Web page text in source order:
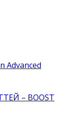
Advanced
– BOOST